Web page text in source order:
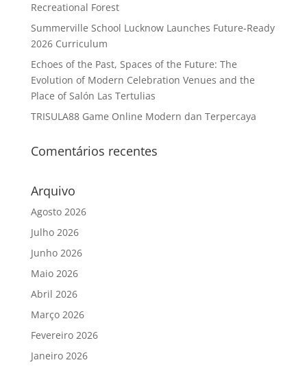
Recreational Forest
Summerville School Lucknow Launches Future-Ready
2026 Curriculum
Echoes of the Past, Spaces of the Future: The
Evolution of Modern Celebration Venues and the
Place of Salón Las Tertulias
TRISULA88 Game Online Modern dan Terpercaya
Comentários recentes
Arquivo
Agosto 2026
Julho 2026
Junho 2026
Maio 2026
Abril 2026
Março 2026
Fevereiro 2026
Janeiro 2026